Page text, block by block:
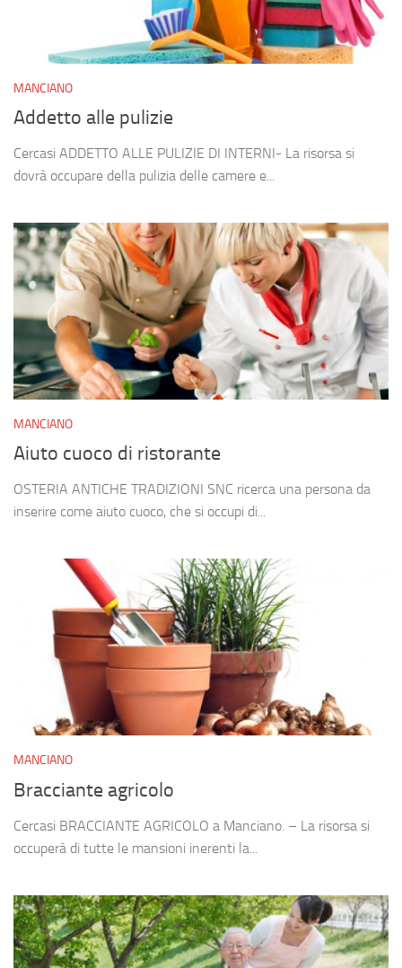
MANCIANO
Addetto alle pulizie
Cercasi ADDETTO ALLE PULIZIE DI INTERNI- La risorsa si
dovrà occupare della pulizia delle camere e...
MANCIANO
Aiuto cuoco di ristorante
OSTERIA ANTICHE TRADIZIONI SNC ricerca una persona da
inserire come aiuto cuoco, che si occupi di...
MANCIANO
Bracciante agricolo
Cercasi BRACCIANTE AGRICOLO a Manciano. – La risorsa si
occuperà di tutte le mansioni inerenti la...